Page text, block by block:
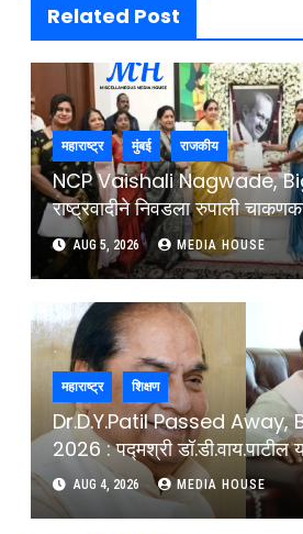
Related Post
महाराष्ट्र मुंबई राजकीय
NCP Vaishali Nagwade,
राष्ट्रवादीने निवडला रुपाली
कोणाची लागलीये वर्णी ?
AUG 5, 2026 MEDIA HOUSE
महाराष्ट्र शिक्षण
Dr.D.Y.Patil Passed Away,
2026 : पद्मश्री डॉ.डी.वाय.पाटील
शिक्षणसम्राट काळाच्या
D.Y.Patil Passes Away In
AUG 4, 2026 MEDIA HOUSE